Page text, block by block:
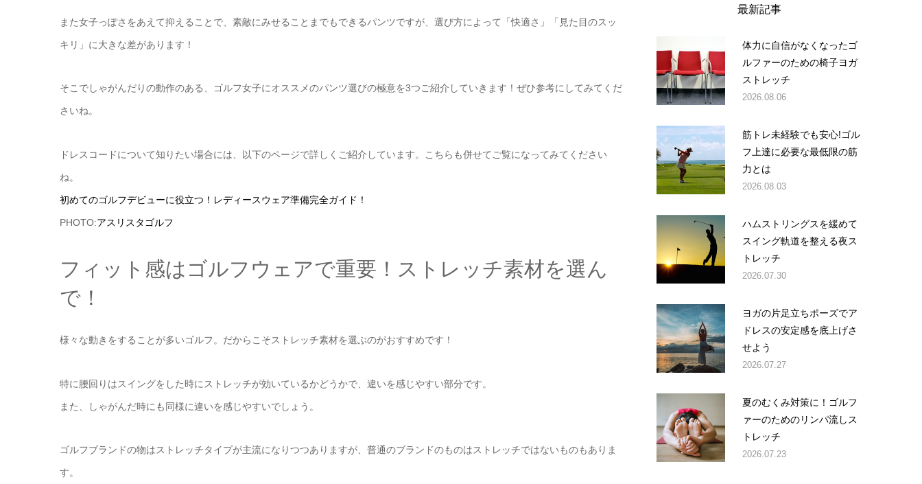
また女子っぽさをあえて抑えることで、素敵にみせることまでもできるパンツですが、選び方によって「快適さ」「見た目のスッ
キリ」に大きな差があります！
そこでしゃがんだりの動作のある、ゴルフ女子にオススメのパンツ選びの極意を3つご紹介していきます！ぜひ参考にしてみてくだ
さいね。
ドレスコードについて知りたい場合には、以下のページで詳しくご紹介しています。こちらも併せてご覧になってみてください
ね。
初めてのゴルフデビューに役立つ！レディースウェア準備完全ガイド！
PHOTO:アスリスタゴルフ
フィット感はゴルフウェアで重要！ストレッチ素材を選ん
で！
様々な動きをすることが多いゴルフ。だからこそストレッチ素材を選ぶのがおすすめです！
特に腰回りはスイングをした時にストレッチが効いているかどうかで、違いを感じやすい部分です。
また、しゃがんだ時にも同様に違いを感じやすいでしょう。
ゴルフブランドの物はストレッチタイプが主流になりつつありますが、普通のブランドのものはストレッチではないものもありま
す。
最新記事
体力に自信がなくなったゴ
ルファーのための椅子ヨガ
ストレッチ
2026.08.06
筋トレ未経験でも安心!ゴル
フ上達に必要な最低限の筋
力とは
2026.08.03
ハムストリングスを緩めて
スイング軌道を整える夜ス
トレッチ
2026.07.30
ヨガの片足立ちポーズでア
ドレスの安定感を底上げさ
せよう
2026.07.27
夏のむくみ対策に！ゴルフ
ァーのためのリンパ流しス
トレッチ
2026.07.23